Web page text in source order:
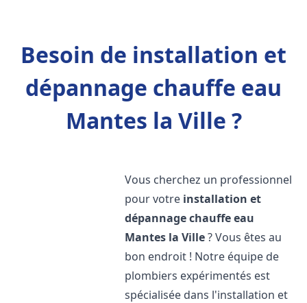
Besoin de installation et
dépannage chauffe eau
Mantes la Ville ?
Vous cherchez un professionnel
pour votre installation et
dépannage chauffe eau
Mantes la Ville? Vous êtes au
bon endroit ! Notre équipe de
plombiers expérimentés est
spécialisée dans l'installation et